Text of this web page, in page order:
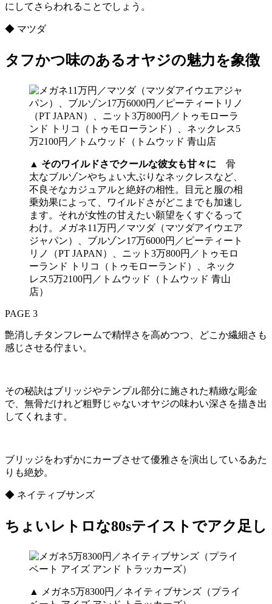
にしてさらわれることでしょう。
◆ マツダ
タフかつ味のあるオヤジの魅力を象徴
▲ そのワイルドさでクールな彼女も甘々に 骨
太なブルゾンやちょい大ぶりなネックレスなど、
不良そなカジュアルと絶好の相性。目元と服の相
乗効果によって、ワイルドさがどこまでも加速し
ます。それが女性の甘えたい願望をくすぐるって
わけ。メガネ11万円／マツダ（マツダアイウエア
ジャパン）、ブルゾン17万6000円／ピーティート
リノ（PT JAPAN）、ニット3万800円／トゥモロ
ーランド トリコ（トゥモローランド）、ネック
レス5万2100円／トムウッド（トムウッド 青山
店）
PAGE 3
艶消しチタンフレームで精悍さを高めつつ、どこか繊細さも
感じさせる佇まい。
その秘訣はブリッジやテンプル部分に施された精緻な彫金
で、無骨だけれど粗野じゃないオヤジの味わい深さを描き出
してくれます。
ブリッジをわずかにカーブさせて優雅さを演出しているあた
りも絶妙。
◆ ネイティブサンズ
ちょいレトロな80sテイストでアク足し
▲ メガネ5万8300円／ネイティブサンズ（プライ